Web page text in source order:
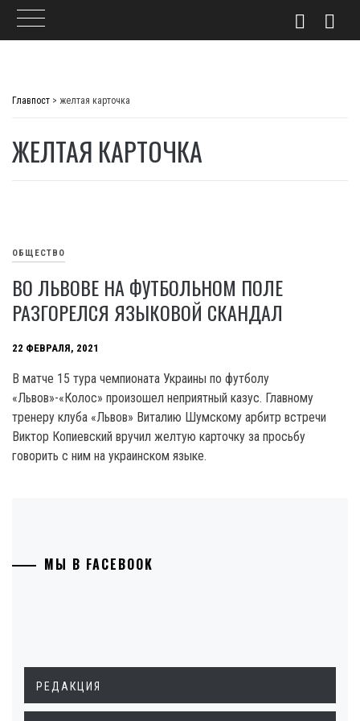
Главпост > желтая карточка
ЖЕЛТАЯ КАРТОЧКА
ОБЩЕСТВО
ВО ЛЬВОВЕ НА ФУТБОЛЬНОМ ПОЛЕ
РАЗГОРЕЛСЯ ЯЗЫКОВОЙ СКАНДАЛ
22 ФЕВРАЛЯ, 2021
В матче 15 тура чемпионата Украины по футболу
«Львов»-«Колос» произошел неприятный казус. Главному
тренеру клуба «Львов» Виталию Шумскому арбитр встречи
Виктор Копиевский вручил желтую карточку за просьбу
говорить с ним на украинском языке.
МЫ В FACEBOOK
РЕДАКЦИЯ